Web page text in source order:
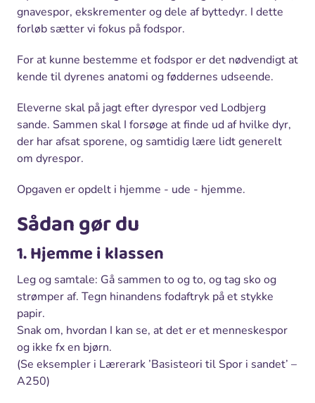
gnavespor, ekskrementer og dele af byttedyr. I dette
forløb sætter vi fokus på fodspor.
For at kunne bestemme et fodspor er det nødvendigt at
kende til dyrenes anatomi og føddernes udseende.
Eleverne skal på jagt efter dyrespor ved Lodbjerg
sande. Sammen skal I forsøge at finde ud af hvilke dyr,
der har afsat sporene, og samtidig lære lidt generelt
om dyrespor.
Opgaven er opdelt i hjemme - ude - hjemme.
Sådan gør du
1. Hjemme i klassen
Leg og samtale: Gå sammen to og to, og tag sko og
strømper af. Tegn hinandens fodaftryk på et stykke
papir.
Snak om, hvordan I kan se, at det er et menneskespor
og ikke fx en bjørn.
(Se eksempler i Lærerark ’Basisteori til Spor i sandet’ –
A250)